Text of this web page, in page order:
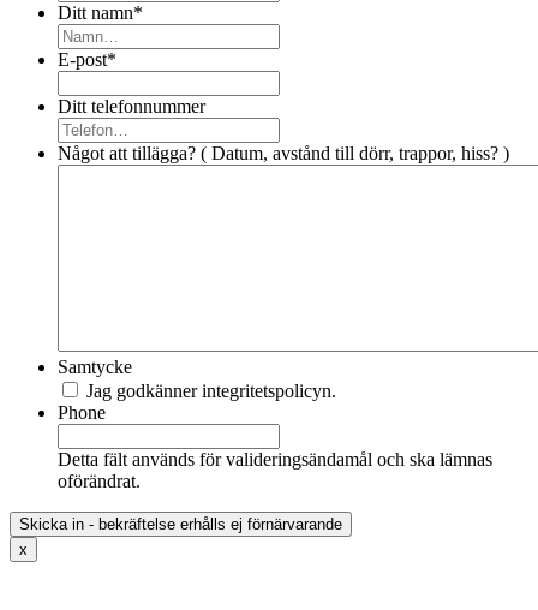
Ditt namn*
E-post*
Ditt telefonnummer
Något att tillägga? ( Datum, avstånd till dörr, trappor, hiss? )
Samtycke
Jag godkänner integritetspolicyn.
Phone
Detta fält används för valideringsändamål och ska lämnas
oförändrat.
x